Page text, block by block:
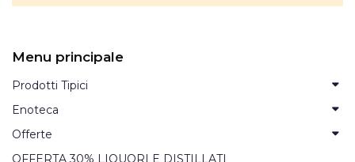
Menu principale
Prodotti Tipici
Enoteca
Offerte
OFFERTA 30% LIQUORI E DISTILLATI